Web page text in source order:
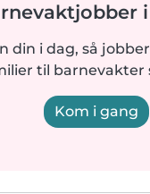
din i dag, så
til barnevakter
Kom i gang